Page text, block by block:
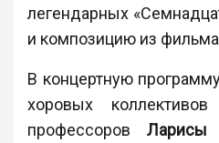
легендарных
и композицию из фильма
В концертную
хоровых
профессоров Ларисы